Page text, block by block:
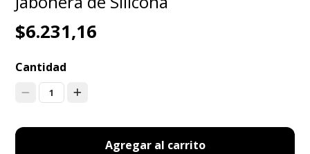
$6.231,16
Cantidad
1
Agregar al carrito